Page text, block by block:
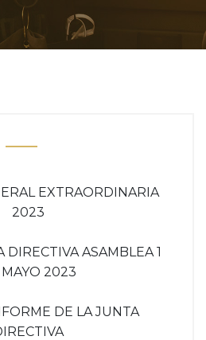
EXTRAORDINARIA
2023
ASAMBLEA 1
2023
DE LA JUNTA